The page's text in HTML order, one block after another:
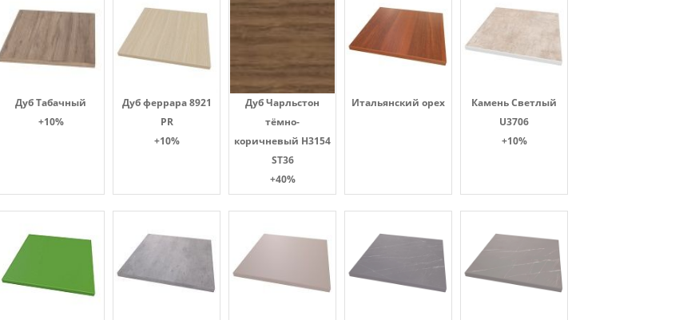
Дуб Табачный
+10%
Дуб феррара 8921
PR
+10%
Дуб Чарльстон
тёмно-
коричневый H3154
ST36
+40%
Итальянский орех
Камень Светлый
U3706
+10%